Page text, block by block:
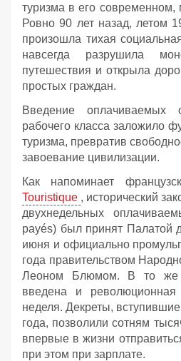
туризма в его
Ровно 90 лет назад, летом
произошла тихая
навсегда разрушила
путешествия и открыла
простых граждан.
Введение оплачиваемых
рабочего класса заложило
туризма, превратив
завоевание цивилизации.
Как напоминает
Touristique , исторический
двухнедельных
payés) был принят Палатой
июня и официально
года правительством
Леоном Блюмом. В то же
введена и революционная
неделя. Декреты,
года, позволили сотням
впервые в жизни
при этом при зарплате.